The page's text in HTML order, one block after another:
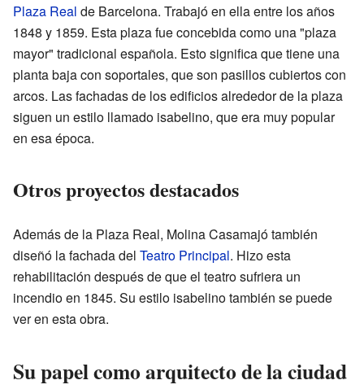
Plaza Real de Barcelona. Trabajó en ella entre los años
1848 y 1859. Esta plaza fue concebida como una "plaza
mayor" tradicional española. Esto significa que tiene una
planta baja con soportales, que son pasillos cubiertos con
arcos. Las fachadas de los edificios alrededor de la plaza
siguen un estilo llamado isabelino, que era muy popular
en esa época.
Otros proyectos destacados
Además de la Plaza Real, Molina Casamajó también
diseñó la fachada del Teatro Principal. Hizo esta
rehabilitación después de que el teatro sufriera un
incendio en 1845. Su estilo isabelino también se puede
ver en esta obra.
Su papel como arquitecto de la ciudad